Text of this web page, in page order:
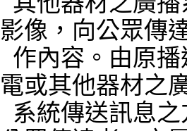
影像，向公眾傳
作內容。由原
電或其他器材之
系統傳送訊息